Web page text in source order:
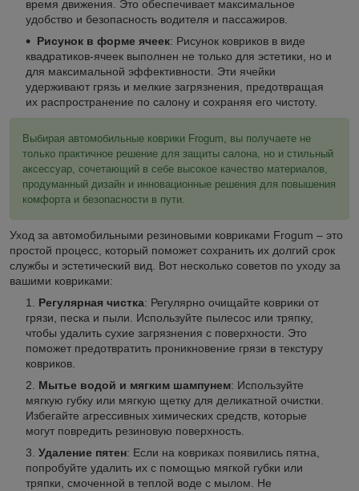
время движения. Это обеспечивает максимальное
удобство и безопасность водителя и пассажиров.
Рисунок в форме ячеек: Рисунок ковриков в виде
квадратиков-ячеек выполнен не только для эстетики, но и
для максимальной эффективности. Эти ячейки
удерживают грязь и мелкие загрязнения, предотвращая
их распространение по салону и сохраняя его чистоту.
Выбирая автомобильные коврики Frogum, вы получаете не
только практичное решение для защиты салона, но и стильный
аксессуар, сочетающий в себе высокое качество материалов,
продуманный дизайн и инновационные решения для повышения
комфорта и безопасности в пути.
Уход за автомобильными резиновыми ковриками Frogum – это
простой процесс, который поможет сохранить их долгий срок
службы и эстетический вид. Вот несколько советов по уходу за
вашими ковриками:
Регулярная чистка: Регулярно очищайте коврики от
грязи, песка и пыли. Используйте пылесос или тряпку,
чтобы удалить сухие загрязнения с поверхности. Это
поможет предотвратить проникновение грязи в текстуру
ковриков.
Мытье водой и мягким шампунем: Используйте
мягкую губку или мягкую щетку для деликатной очистки.
Избегайте агрессивных химических средств, которые
могут повредить резиновую поверхность.
Удаление пятен: Если на ковриках появились пятна,
попробуйте удалить их с помощью мягкой губки или
тряпки, смоченной в теплой воде с мылом. Не